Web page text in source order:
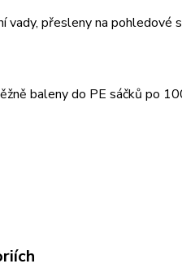
vady, přesleny na pohledové
baleny do PE sáčků po